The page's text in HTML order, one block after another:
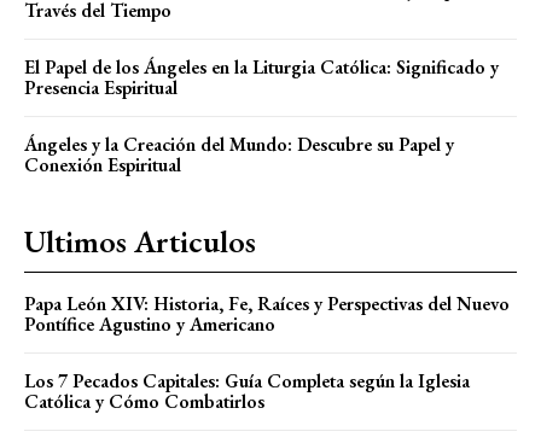
Través del Tiempo
El Papel de los Ángeles en la Liturgia Católica: Significado y
Presencia Espiritual
Ángeles y la Creación del Mundo: Descubre su Papel y
Conexión Espiritual
Ultimos Articulos
Papa León XIV: Historia, Fe, Raíces y Perspectivas del Nuevo
Pontífice Agustino y Americano
Los 7 Pecados Capitales: Guía Completa según la Iglesia
Católica y Cómo Combatirlos